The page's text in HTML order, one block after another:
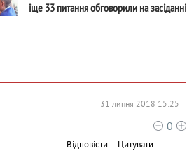
іще 33 питання обговорили на засіданні
31 липня 2018 15:25
0
Відповісти Цитувати